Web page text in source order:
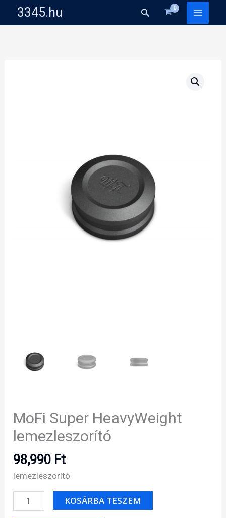
3345.hu Search
MoFi Super HeavyWeight
lemezleszorító
98,990 Ft
lemezleszorító
MoFi
Super
KOSÁRBA TESZEM